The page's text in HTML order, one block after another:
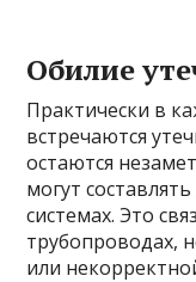
Обилие
Практически в
встречаются
остаются
могут
системах. Это
трубопроводах,
или